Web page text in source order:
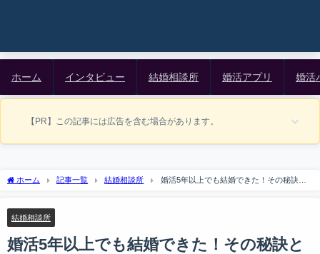
ホーム インタビュー 結婚相談所 婚活アプリ 婚活
【PR】この記事には広告を含む場合があります。
ホーム 記事一覧 結婚相談所
婚活5年以上でも結婚できた！その秘訣と
結婚相談所
婚活5年以上でも結婚できた！その秘訣と